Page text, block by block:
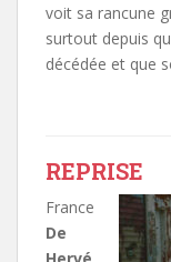
voit sa rancune
surtout depuis
décédée et que
REPRISE
France
De
Hervé